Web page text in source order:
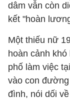
dâm vẫn còn
kết "hoàn
Một thiếu nữ
hoàn cảnh
phố làm việc
vào con
đình, nói dối